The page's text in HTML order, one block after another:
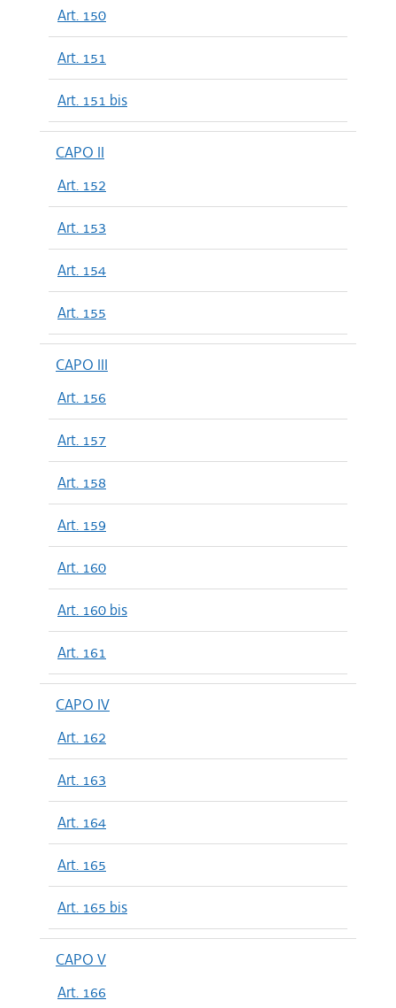
Art. 150
Art. 151
Art. 151 bis
CAPO II
Art. 152
Art. 153
Art. 154
Art. 155
CAPO III
Art. 156
Art. 157
Art. 158
Art. 159
Art. 160
Art. 160 bis
Art. 161
CAPO IV
Art. 162
Art. 163
Art. 164
Art. 165
Art. 165 bis
CAPO V
Art. 166